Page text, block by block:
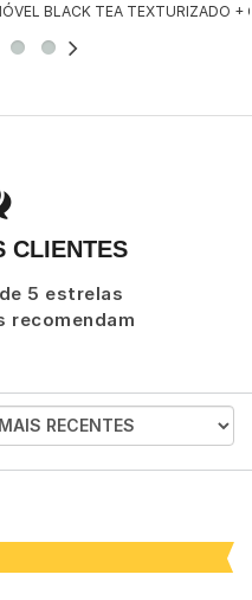
CLÁSSICA BLACK TEA
BLACK TEA TEXTURIZADO +
CLIENTES
5 estrelas
recomendam